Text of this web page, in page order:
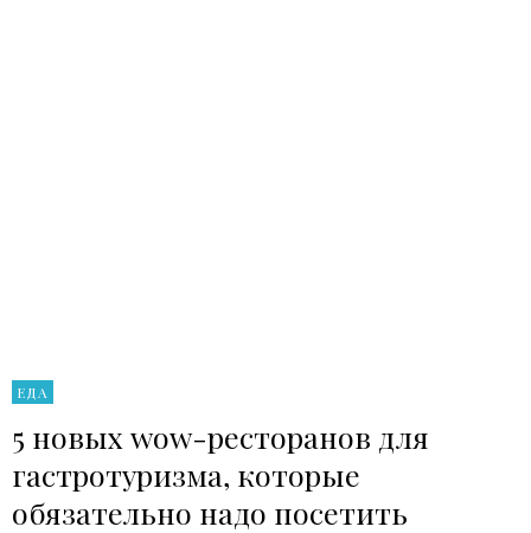
ЕДА
5 новых wow-ресторанов для
гастротуризма, которые
обязательно надо посетить